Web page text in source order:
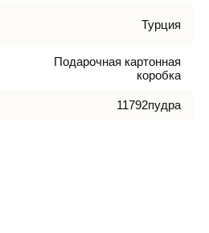
Турция
Подарочная картонная
коробка
11792пудра